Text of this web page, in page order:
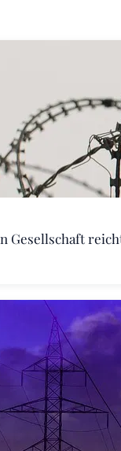
Gesellschaft